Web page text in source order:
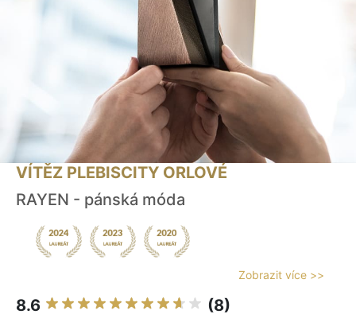
VÍTĚZ PLEBISCITY ORLOVÉ
RAYEN - pánská móda
Zobrazit více >>
8.6 (8)